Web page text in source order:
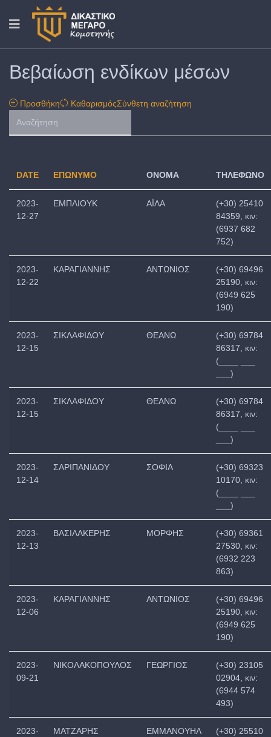
Βεβαίωση ενδίκων μέσων
Προσθήκη ΚαθαρισμόςΣύνθετη αναζήτηση
DATE ΕΠΩΝΥΜΟ ΟΝΟΜΑ ΤΗΛΕΦΩΝΟ
2023-
12-27
ΕΜΠΛΙΟΥΚ ΑΪΛΑ
(+30) 25410
84359, κιν:
(6937 682
752)
2023-
12-22
ΚΑΡΑΓΙΑΝΝΗΣ ΑΝΤΩΝΙΟΣ
(+30) 69496
25190, κιν:
(6949 625
190)
2023-
12-15
ΣΙΚΛΑΦΙΔΟΥ ΘΕΑΝΩ
(+30) 69784
86317, κιν:
(____ ___
___)
2023-
12-15
ΣΙΚΛΑΦΙΔΟΥ ΘΕΑΝΩ
(+30) 69784
86317, κιν:
(____ ___
___)
2023-
12-14
ΣΑΡΙΠΑΝΙΔΟΥ ΣΟΦΙΑ
(+30) 69323
10170, κιν:
(____ ___
___)
2023-
12-13
ΒΑΣΙΛΑΚΕΡΗΣ ΜΟΡΦΗΣ
(+30) 69361
27530, κιν:
(6932 223
863)
2023-
12-06
ΚΑΡΑΓΙΑΝΝΗΣ ΑΝΤΩΝΙΟΣ
(+30) 69496
25190, κιν:
(6949 625
190)
2023-
09-21
ΝΙΚΟΛΑΚΟΠΟΥΛΟΣ ΓΕΩΡΓΙΟΣ
(+30) 23105
02904, κιν:
(6944 574
493)
2023-
ΜΑΤΖΑΡΗΣ ΕΜΜΑΝΟΥΗΛ
(+30) 25510